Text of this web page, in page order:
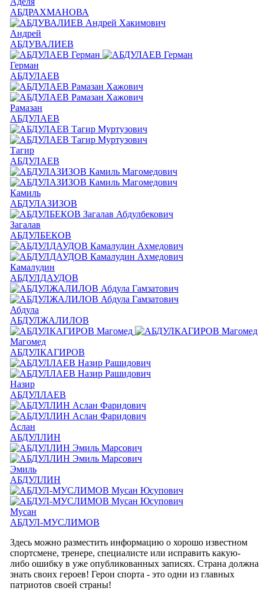
АБДРАХМАНОВА
Андрей
АБДУВАЛИЕВ
Герман
АБДУЛАЕВ
Рамазан
АБДУЛАЕВ
Тагир
АБДУЛАЕВ
Камиль
АБДУЛАЗИЗОВ
Загалав
АБДУЛБЕКОВ
Камалудин
АБДУЛДАУДОВ
Абдула
АБДУЛЖАЛИЛОВ
Магомед
АБДУЛКАГИРОВ
Назир
АБДУЛЛАЕВ
Аслан
АБДУЛЛИН
Эмиль
АБДУЛЛИН
Мусан
АБДУЛ-МУСЛИМОВ
Здесь можно разместить информацию о хорошо известном
спортсмене, тренере, специалисте или исправить какую-
либо ошибку в уже опубликованных записях. Страна должна
знать своих героев! Герои спорта - это одни из главных
патриотов своей страны!